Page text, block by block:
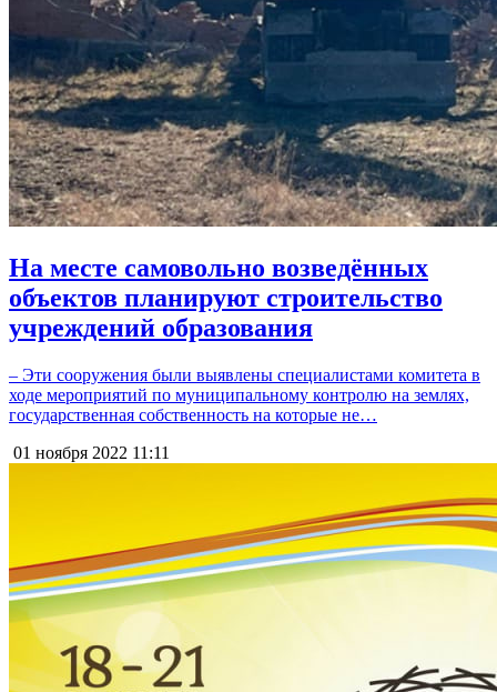
На месте самовольно возведённых
объектов планируют строительство
учреждений образования
– Эти сооружения были выявлены специалистами комитета в
ходе мероприятий по муниципальному контролю на землях,
государственная собственность на которые не…
01 ноября 2022 11:11